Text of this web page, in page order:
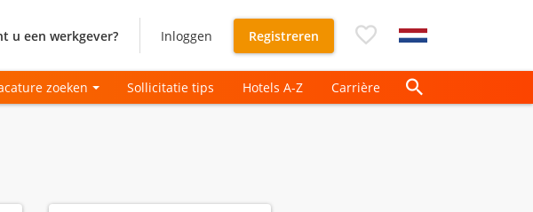
u een werkgever? Inloggen Registreren
zoeken Sollicitatie tips Hotels A-Z Carrière